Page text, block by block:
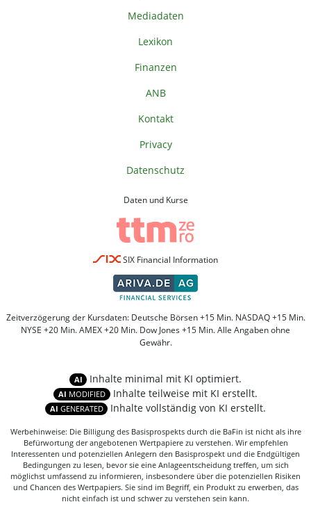
Mediadaten
Lexikon
Finanzen
ANB
Kontakt
Privacy
Datenschutz
Daten und Kurse
SIX Financial Information
Zeitverzögerung der Kursdaten: Deutsche Börsen +15 Min. NASDAQ +15 Min.
NYSE +20 Min. AMEX +20 Min. Dow Jones +15 Min. Alle Angaben ohne
Gewähr.
AI Inhalte minimal mit KI optimiert.
AI MODIFIED Inhalte teilweise mit KI erstellt.
AI GENERATED Inhalte vollständig von KI erstellt.
Werbehinweise: Die Billigung des Basisprospekts durch die BaFin ist nicht als ihre
Befürwortung der angebotenen Wertpapiere zu verstehen. Wir empfehlen
Interessenten und potenziellen Anlegern den Basisprospekt und die Endgültigen
Bedingungen zu lesen, bevor sie eine Anlageentscheidung treffen, um sich
möglichst umfassend zu informieren, insbesondere über die potenziellen Risiken
und Chancen des Wertpapiers. Sie sind im Begriff, ein Produkt zu erwerben, das
nicht einfach ist und schwer zu verstehen sein kann.